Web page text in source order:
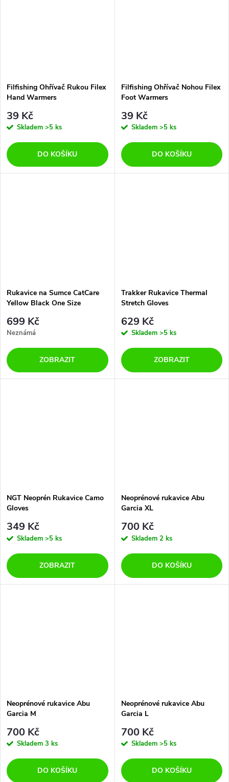
Filfishing Ohřívač Rukou Filex
Hand Warmers
39 Kč
Skladem >5 ks
DO KOŠÍKU
Filfishing Ohřívač Nohou Filex
Foot Warmers
39 Kč
Skladem >5 ks
DO KOŠÍKU
Rukavice na Sumce CatCare
Yellow Black One Size
699 Kč
Neznámá
ZOBRAZIT
Trakker Rukavice Thermal
Stretch Gloves
629 Kč
Skladem >5 ks
ZOBRAZIT
NGT Neoprén Rukavice Camo
Gloves
349 Kč
Skladem >5 ks
ZOBRAZIT
Neoprénové rukavice Abu
Garcia XL
700 Kč
Skladem 2 ks
DO KOŠÍKU
Neoprénové rukavice Abu
Garcia M
700 Kč
Skladem 3 ks
DO KOŠÍKU
Neoprénové rukavice Abu
Garcia L
700 Kč
Skladem >5 ks
DO KOŠÍKU